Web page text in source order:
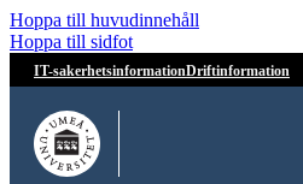
Hoppa till huvudinnehåll
Hoppa till sidfot
IT-sakerhetsinformationDriftinformation